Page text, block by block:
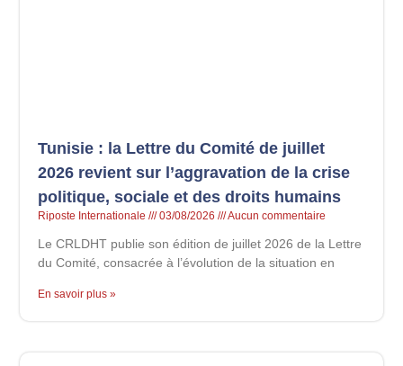
Tunisie : la Lettre du Comité de juillet
2026 revient sur l’aggravation de la crise
politique, sociale et des droits humains
Riposte Internationale 03/08/2026 Aucun commentaire
Le CRLDHT publie son édition de juillet 2026 de la Lettre
du Comité, consacrée à l’évolution de la situation en
En savoir plus »